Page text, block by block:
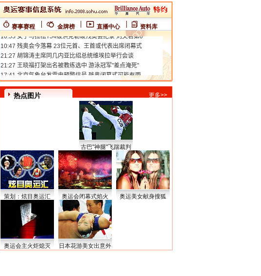
赛事赛程 金牌榜 直播中心 资料库
热点图片 更多>>
古巴"神腿"飞踹裁判
策划：炫目奥运汇 奥运会闭幕式焰火 奥运美女献身搜狐
奥运会主火炬熄灭 日本花游美女出意外